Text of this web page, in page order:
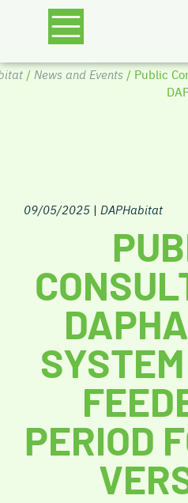
/ News and Events / Public
09/05/2025 | DAPHabitat
PERIOD